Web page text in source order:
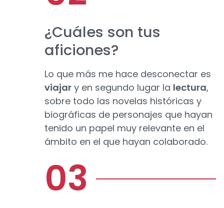
¿Cuáles son tus
aficiones?
Lo que más me hace desconectar es
viajar y en segundo lugar la lectura,
sobre todo las novelas históricas y
biográficas de personajes que hayan
tenido un papel muy relevante en el
ámbito en el que hayan colaborado.